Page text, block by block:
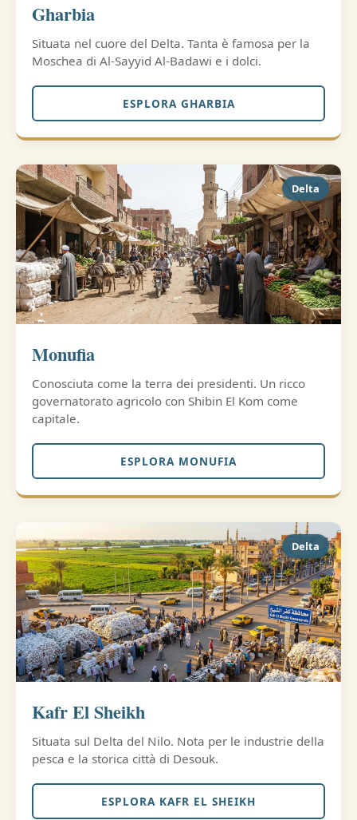
Gharbia
Situata nel cuore del Delta. Tanta è famosa per la
Moschea di Al-Sayyid Al-Badawi e i dolci.
ESPLORA GHARBIA
Delta
Monufia
Conosciuta come la terra dei presidenti. Un ricco
governatorato agricolo con Shibin El Kom come
capitale.
ESPLORA MONUFIA
Delta
Kafr El Sheikh
Situata sul Delta del Nilo. Nota per le industrie della
pesca e la storica città di Desouk.
ESPLORA KAFR EL SHEIKH